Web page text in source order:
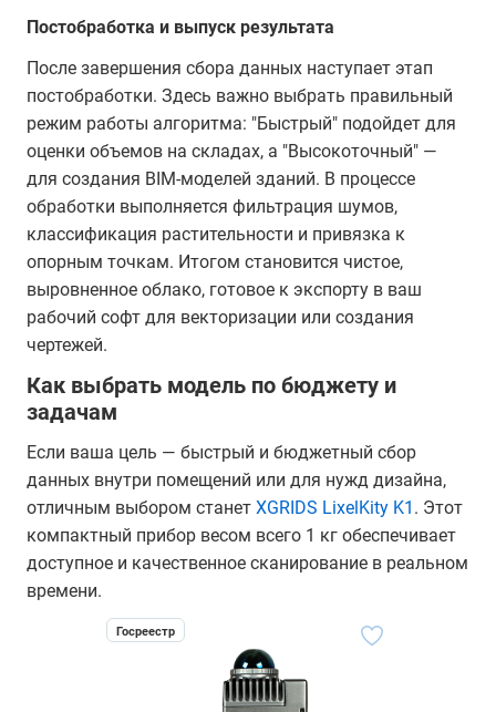
Постобработка и выпуск результата
После завершения сбора данных наступает этап
постобработки. Здесь важно выбрать правильный
режим работы алгоритма: "Быстрый" подойдет для
оценки объемов на складах, а "Высокоточный" —
для создания BIM-моделей зданий. В процессе
обработки выполняется фильтрация шумов,
классификация растительности и привязка к
опорным точкам. Итогом становится чистое,
выровненное облако, готовое к экспорту в ваш
рабочий софт для векторизации или создания
чертежей.
Как выбрать модель по бюджету и
задачам
Если ваша цель — быстрый и бюджетный сбор
данных внутри помещений или для нужд дизайна,
отличным выбором станет XGRIDS LixelKity K1 . Этот
компактный прибор весом всего 1 кг обеспечивает
доступное и качественное сканирование в реальном
времени.
Госреестр